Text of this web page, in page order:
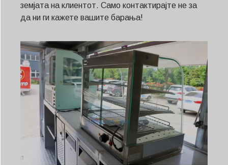
земјата на клиентот. Само контактирајте не за
да ни ги кажете вашите барања!